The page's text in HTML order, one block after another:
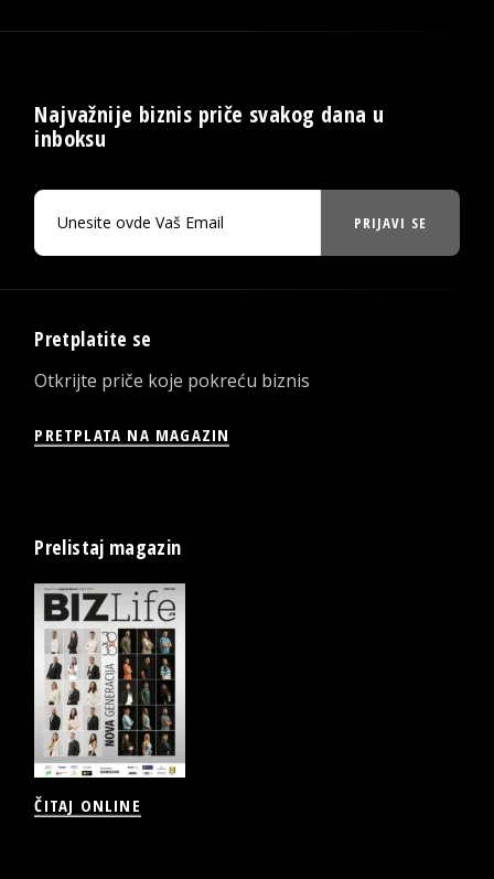
Najvažnije biznis priče svakog dana u
inboksu
PRIJAVI SE
Pretplatite se
Otkrijte priče koje pokreću biznis
PRETPLATA NA MAGAZIN
Prelistaj magazin
ČITAJ ONLINE